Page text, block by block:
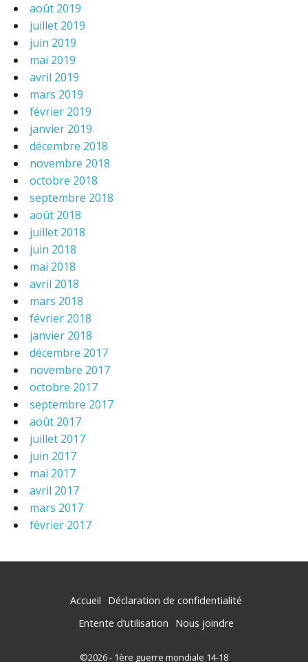
août 2019
juillet 2019
juin 2019
mai 2019
avril 2019
mars 2019
février 2019
janvier 2019
décembre 2018
novembre 2018
octobre 2018
septembre 2018
août 2018
juillet 2018
juin 2018
mai 2018
avril 2018
mars 2018
février 2018
janvier 2018
décembre 2017
novembre 2017
octobre 2017
septembre 2017
août 2017
juillet 2017
juin 2017
mai 2017
avril 2017
mars 2017
février 2017
Accueil
Déclaration de confidentialité
Entente d’utilisation
Nous joindre
©2026 - 1ère guerre mondiale 14-18